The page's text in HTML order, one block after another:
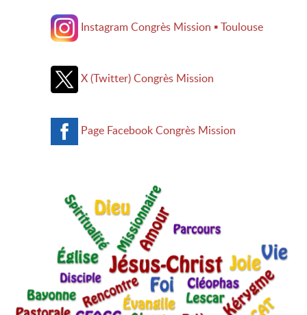
Instagram Congrès Mission ▪ Toulouse
X (Twitter) Congrès Mission
Page Facebook Congrès Mission